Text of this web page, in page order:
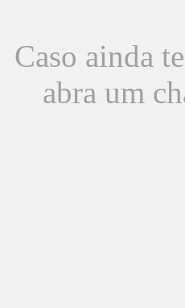
Caso ainda
abra um